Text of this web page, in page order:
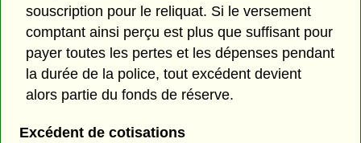
souscription pour le reliquat. Si le versement
comptant ainsi perçu est plus que suffisant pour
payer toutes les pertes et les dépenses pendant
la durée de la police, tout excédent devient
alors partie du fonds de réserve.
Excédent de cotisations